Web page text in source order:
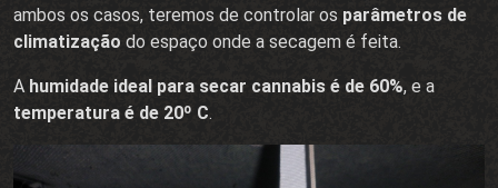
ambos os casos, teremos de controlar os parâmetros de
climatização do espaço onde a secagem é feita.
A humidade ideal para secar cannabis é de 60%, e a
temperatura é de 20º C.